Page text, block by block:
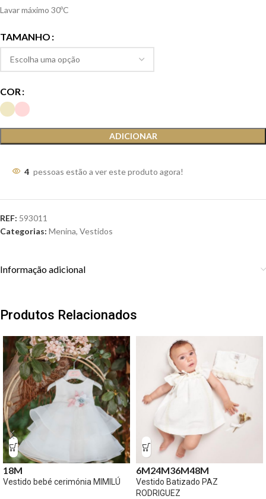
Lavar máximo 30ºC
TAMANHO
COR
ADICIONAR
4 pessoas estão a ver este produto agora!
REF: 593011
Categorias: Menina, Vestidos
Informação adicional
Produtos Relacionados
18M
Vestido bebé cerimónia MIMILÚ
6M24M36M48M
Vestido Batizado PAZ
RODRIGUEZ